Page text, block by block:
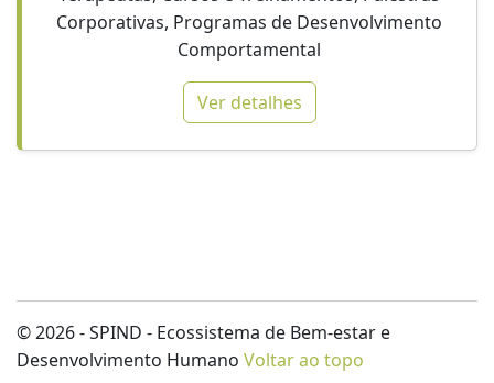
Corporativas, Programas de Desenvolvimento
Comportamental
Ver detalhes
© 2026 - SPIND - Ecossistema de Bem-estar e
Desenvolvimento Humano Voltar ao topo